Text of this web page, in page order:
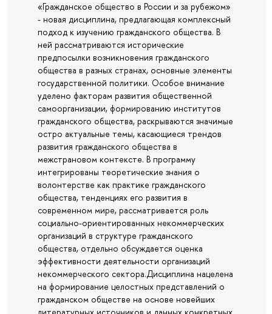
«Гражданское общество в России и за рубежом»
- новая дисциплина, предлагающая комплексный
подход к изучению гражданского общества. В
ней рассматриваются исторические
предпосылки возникновения гражданского
общества в разных странах, основные элементы
государственной политики. Особое внимание
уделено факторам развития общественной
самоорганизации, формированию институтов
гражданского общества, раскрываются значимые
остро актуальные темы, касающиеся трендов
развития гражданского общества в
межстрановом контексте. В программу
интегрированы теоретические знания о
волонтерстве как практике гражданского
общества, тенденциях его развития в
современном мире, рассматривается роль
социально-ориентированных некоммерческих
организаций в структуре гражданского
общества, отдельно обсуждается оценка
эффективности деятельности организаций
некоммерческого сектора.Дисциплина нацелена
на формирование целостных представлений о
гражданском обществе на основе новейших